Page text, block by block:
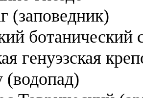
(заповедник)
ботанический
генуэзская
(водопад)